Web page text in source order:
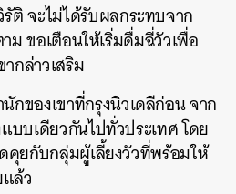
ติ จะไม่ได้รับผลกระทบจาก
ม ขอเตือนให้เริ่มดื่มฉี่วัวเพื่อ
กล่าวเสริม
กของเขาที่กรุงนิวเดลีก่อน จาก
บเดียวกันไปทั่วประเทศ โดย
คุยกับกลุ่มผู้เลี้ยงวัวที่พร้อมให้
ล้ว